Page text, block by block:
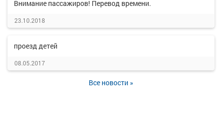
Внимание пассажиров! Перевод времени.
23.10.2018
проезд детей
08.05.2017
Все новости »